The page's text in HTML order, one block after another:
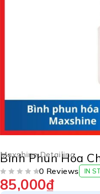
Maxshine Detailing
Bình Phun Hóa
0 Reviews IN
85,000₫